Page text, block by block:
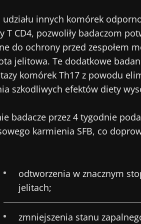
udziału innych komórek
T CD4, pozwoliły badaczom
do ochrony przed zespołem
jelitowa. Te dodatkowe
komórek Th17 z powodu
szkodliwych efektów diety
badacze przez 4 tygodnie
karmienia SFB, co
odtworzenia w znacznym
jelitach;
zmniejszenia stanu
Zamierzasz przekierować i
Bądź na
„Microbiota Digest” i
bieżąco z najnowszymi
Nie
Dołącz do społeczności
„Microbiota Digest” i
bieżąco z najnowszymi
osobowychBiocodex
BMI 20-35